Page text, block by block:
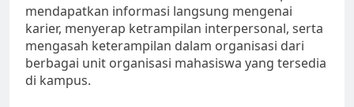
mendapatkan informasi langsung mengenai
karier, menyerap ketrampilan interpersonal, serta
mengasah keterampilan dalam organisasi dari
berbagai unit organisasi mahasiswa yang tersedia
di kampus.